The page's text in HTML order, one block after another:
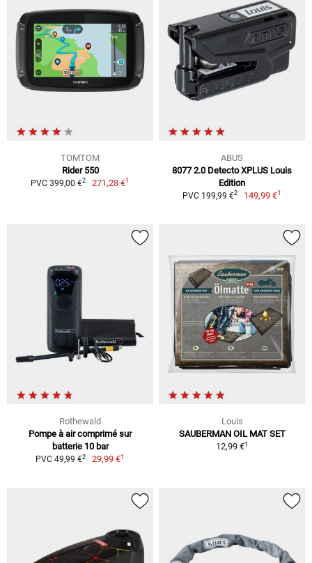
TOMTOM
Rider 550
PVC 399,00 €2 271,28 €1
ABUS
8077 2.0 Detecto XPLUS Louis
Edition
PVC 199,99 €2 149,99 €1
Rothewald
Pompe à air comprimé sur
batterie 10 bar
PVC 49,99 €2 29,99 €1
Louis
SAUBERMAN OIL MAT SET
12,99 €1